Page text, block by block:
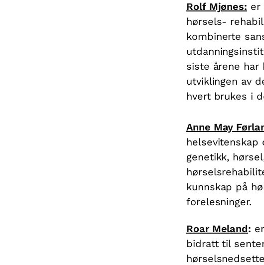
Rolf Mjønes: er
hørsels-
kombinerte
siste årene har
utviklingen av
hvert brukes i
Anne May
helsevitenskap
genetikk,
kunnskap på
forelesninger.
Roar Meland:
bidratt til